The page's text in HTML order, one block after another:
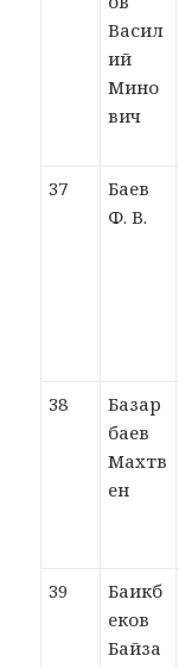
Васил
ий
Мино
вич
37
Баев
Ф. В.
38
Базар
баев
Махтв
ен
39
Баикб
еков
Байза